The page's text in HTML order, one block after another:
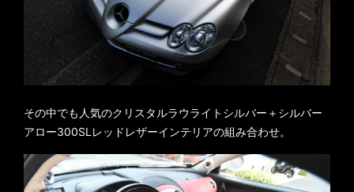
その中でも人気のクリスタルラウライトシルバー＋シルバー
アロー300SLレッドレザーインテリアの組み合わせ。